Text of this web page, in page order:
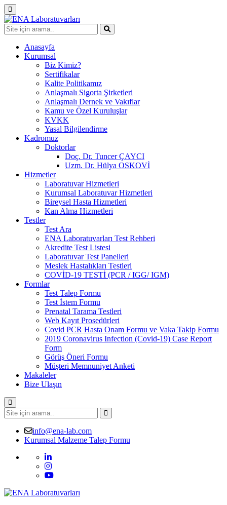
Anasayfa
Kurumsal
Biz Kimiz?
Sertifikalar
Kalite Politikamız
Anlaşmalı Sigorta Şirketleri
Anlaşmalı Dernek ve Vakıflar
Kamu ve Özel Kuruluşlar
KVKK
Yasal Bilgilendirme
Kadromuz
Doktorlar
Doç. Dr. Tuncer ÇAYCI
Uzm. Dr. Hülya OSKOVİ
Hizmetler
Laboratuvar Hizmetleri
Kurumsal Laboratuvar Hizmetleri
Bireysel Hasta Hizmetleri
Kan Alma Hizmetleri
Testler
Test Ara
ENA Laboratuvarları Test Rehberi
Akredite Test Listesi
Laboratuvar Test Panelleri
Meslek Hastalıkları Testleri
COVİD-19 TESTİ (PCR / IGG/ IGM)
Formlar
Test Talep Formu
Test İstem Formu
Prenatal Tarama Testleri
Web Kayıt Prosedürleri
Covid PCR Hasta Onam Formu ve Vaka Takip Formu
2019 Coronavirus Infection (Covid-19) Case Report
Form
Görüş Öneri Formu
Müşteri Memnuniyet Anketi
Makaleler
Bize Ulaşın
info@ena-lab.com
Kurumsal Malzeme Talep Formu